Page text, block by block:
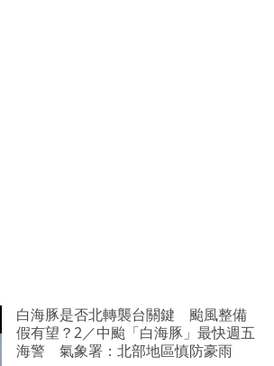
白海豚是否北轉襲台關鍵 颱風整備
假有望？2／中颱「白海豚」最快週五
海警 氣象署：北部地區慎防豪雨